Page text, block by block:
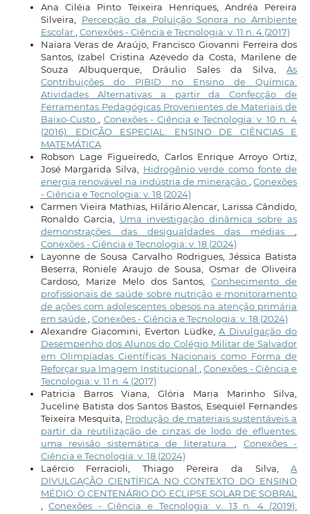
Ana Ciléia Pinto Teixeira Henriques, Andréa Pereira
Silveira, Percepção da Poluição Sonora no Ambiente
Escolar Conexões - Ciência e Tecnologia: v. 11 n. 4 (2017)
Naiara Veras de Araújo, Francisco Giovanni Ferreira dos
Santos, Izabel Cristina Azevedo da Costa, Marilene de
Souza Albuquerque, Dráulio Sales da Silva,As
Contribuições do PIBID no Ensino de Química:
Atividades Alternativas a partir da Confecção de
Ferramentas Pedagógicas Provenientes de Materiais de
Baixo-Custo
Conexões - Ciência e Tecnologia: v. 10 n. 4
(2016): EDIÇÃO ESPECIAL: ENSINO DE CIÊNCIAS E
MATEMÁTICA
Robson Lage Figueiredo, Carlos Enrique Arroyo Ortiz,
José Margarida Silva, Hidrogênio verde como fonte de
energia renovável na indústria de mineração
,Conexões
- Ciência e Tecnologia: v. 18 (2024)
Carmen Vieira Mathias, Hilário Alencar, Larissa Cândido,
Ronaldo Garcia, Uma investigação dinâmica sobre as
demonstrações das desigualdades das médias
Conexões - Ciência e Tecnologia: v. 18 (2024)
Layonne de Sousa Carvalho Rodrigues, Jéssica Batista
Beserra, Roniele Araujo de Sousa, Osmar de Oliveira
Cardoso, Marize Melo dos Santos,Conhecimento de
profissionais de saúde sobre nutrição e monitoramento
de ações com adolescentes obesos na atenção primária
em saúde Conexões - Ciência e Tecnologia: v. 18 (2024)
Alexandre Giacomini, Everton Lüdke,A Divulgação do
Desempenho dos Alunos do Colégio Militar de Salvador
em Olimpíadas Científicas Nacionais como Forma de
Reforçar sua Imagem Institucional
,Conexões - Ciência e
Tecnologia: v. 11 n. 4 (2017)
Patricia Barros Viana, Glória Maria Marinho Silva,
Juceline Batista dos Santos Bastos, Esequiel Fernandes
Teixeira Mesquita, Produção de materiais sustentáveis a
partir da reutilização de cinzas de lodo de efluentes:
uma revisão sistemática de literatura.
Conexões -
Ciência e Tecnologia: v. 18 (2024)
Laércio Ferracioli, Thiago Pereira da Silva,A
DIVULGAÇÃO CIENTÍFICA NO CONTEXTO DO ENSINO
MÉDIO: O CENTENÁRIO DO ECLIPSE SOLAR DE SOBRAL
,Conexões - Ciência e Tecnologia: v. 13 n. 4 (2019):